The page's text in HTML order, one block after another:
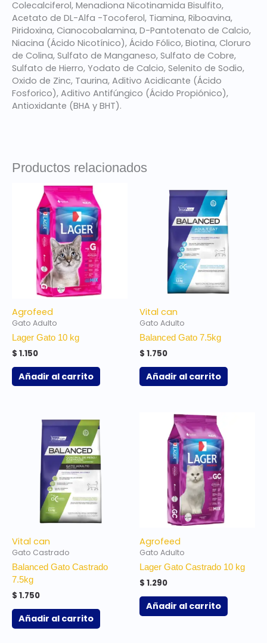
Colecalciferol, Menadiona Nicotinamida Bisulfi­to,
Acetato de DL-Alfa -Tocoferol, Tiamina, Riboavina,
Piridoxina, Cianocobalamina, D-Pantotenato de Calcio,
Niacina (Ácido Nicotínico), Ácido Fólico, Biotina, Cloruro
de Colina, Sulfato de Manganeso, Sulfato de Cobre,
Sulfato de Hierro, Yodato de Calcio, Selenito de Sodio,
Oxido de Zinc, Taurina, Aditivo Acidi­cante (Ácido
Fosforico), Aditivo Antifúngico (Ácido Propiónico),
Antioxidante (BHA y BHT).
Productos relacionados
Agrofeed
Gato Adulto
Lager Gato 10 kg
$ 1.150
Añadir al carrito
Vital can
Gato Adulto
Balanced Gato 7.5kg
$ 1.750
Añadir al carrito
Vital can
Gato Castrado
Balanced Gato Castrado
7.5kg
$ 1.750
Añadir al carrito
Agrofeed
Gato Adulto
Lager Gato Castrado 10 kg
$ 1.290
Añadir al carrito